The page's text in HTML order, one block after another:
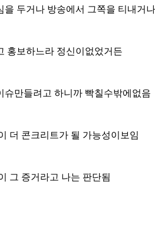
두거나 방송에서 그쪽을 티내거
홍보하느라 정신이없었거든
만들려고 하니까 빡칠수밖에없음
더 콘크리트가 될 가능성이보임
그 증거라고 나는 판단됨